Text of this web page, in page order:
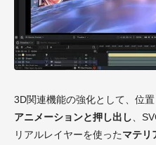
3D関連機能の強化として、位
アニメーションと押し出し 、
リアルレイヤーを使ったマテリ